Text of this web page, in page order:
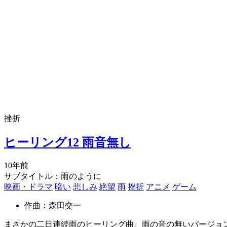
挫折
ヒーリング12 雨音無し
10年前
サブタイトル：雨のように
映画・ドラマ 暗い 悲しみ 絶望 雨 挫折 アニメ ゲーム
作曲：森田交一
まさかの二日連続雨のヒーリング曲。雨の音の無いバージョ